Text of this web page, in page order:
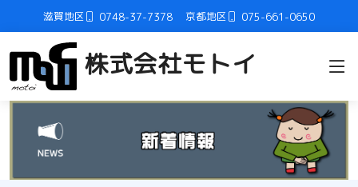
滋賀地区 0748-37-7378 京都地区 075-661-0650
株式会社モトイ